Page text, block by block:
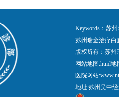
Keywords：苏
苏州瑞金治疗白
版权所有：苏
网站地图:html地
医院网站
地址:苏州吴中